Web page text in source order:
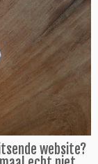
website?